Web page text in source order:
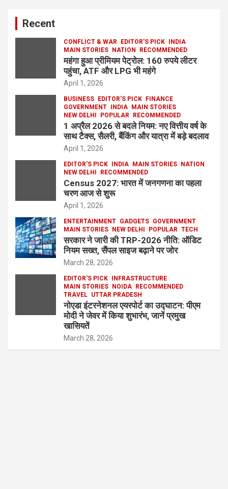
Recent
CONFLICT & WAR EDITOR'S PICK
INDIA
MAIN STORIES
NATION RECOMMENDED
महंगा हुआ प्रीमियम पेट्रोल: 160 रुपये लीटर
पहुंचा, ATF और LPG भी महंगे
April 1, 2026
BUSINESS EDITOR'S PICK
FINANCE
GOVERNMENT
INDIA
MAIN STORIES
NEW DELHI
POPULAR RECOMMENDED
1 अप्रैल 2026 से बदले नियम: नए वित्तीय वर्ष के
साथ टैक्स, सैलरी, बैंकिंग और यात्रा में बड़े बदलाव
April 1, 2026
EDITOR'S PICK INDIA MAIN STORIES
NATION
NEW DELHI
RECOMMENDED
Census 2027: भारत में जनगणना का पहला
चरण आज से शुरू
April 1, 2026
ENTERTAINMENT GADGETS GOVERNMENT
MAIN STORIES
NEW DELHI POPULAR TECH
सरकार ने जारी की TRP-2026 नीति: ऑडिट
नियम सख्त, सैंपल साइज बढ़ाने पर जोर
March 28, 2026
EDITOR'S PICK
INFRASTRUCTURE
MAIN STORIES
NOIDA
RECOMMENDED
TRAVEL UTTAR PRADESH
नोएडा इंटरनेशनल एयरपोर्ट का उद्घाटन: पीएम
मोदी ने जेवर में किया शुभारंभ, जानें प्रमुख
खासियतें
March 28, 2026